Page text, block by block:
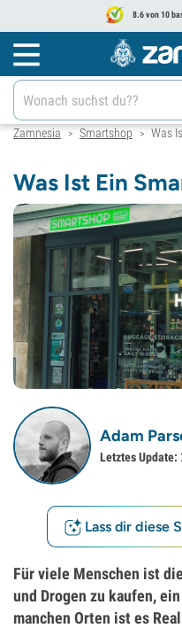
8.6 von 10
Zamnesia > Smartshop > Was
Was Ist Ein
Adam
Letztes Update:
Lass dir diese
Für viele Menschen ist
und Drogen zu kaufen,
manchen Orten ist es